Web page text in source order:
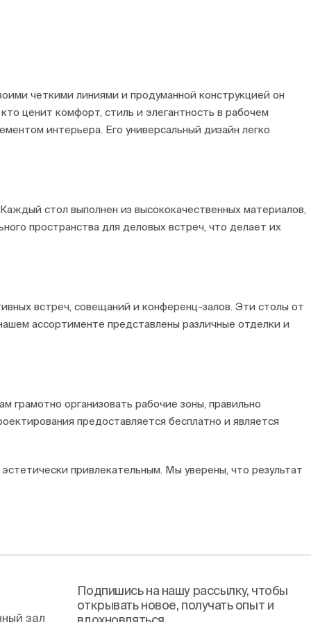
четкими линиями и продуманной конструкцией он
ценит комфорт, стиль и элегантность в рабочем
интерьера. Его универсальный дизайн легко
стол выполнен из высококачественных материалов,
пространства для деловых встреч, что делает их
встреч, совещаний и конференц-залов. Эти столы от
ассортименте представлены различные отделки и
организовать рабочие зоны, правильно
предоставляется бесплатно и является
привлекательным. Мы уверены, что результат
зал
Подпишись на нашу рассылку, чтобы
открывать новое, получать опыт и